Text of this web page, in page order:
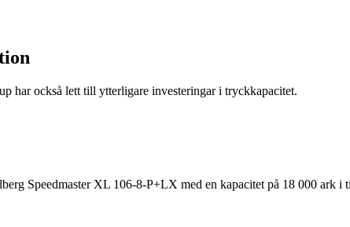
har också lett till ytterligare investeringar i tryckkapacitet.
Speedmaster XL 106-8-P+LX med en kapacitet på 18 000 ark i